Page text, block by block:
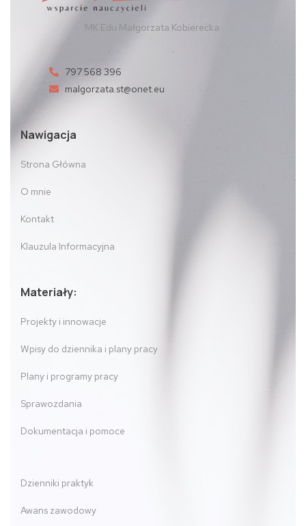
MK Edu Małgorzata Kobierecka
797 568 396
malgorzata.st@onet.eu
Nawigacja
Strona Główna
O mnie
Kontakt
Klauzula Informacyjna
Materiały:
Projekty i innowacje
Wpisy do dziennika i plany pracy
Plany i programy pracy
Sprawozdania
Dokumentacja i pomoce
Dzienniki praktyk
Awans zawodowy